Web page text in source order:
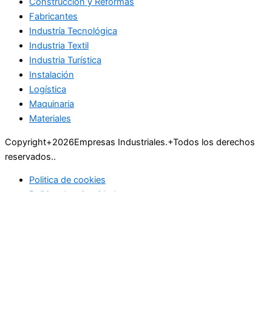
Fabricantes
Industría Tecnológica
Industria Textil
Industria Turística
Instalación
Logística
Maquinaria
Materiales
Copyright+2026Empresas Industriales.+Todos los derechos
reservados..
Politica de cookies
Politica de privacidad